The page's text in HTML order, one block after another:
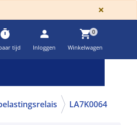
×
timer
tijd
person
Inloggen
shopping_cart0
Winkelwagen
LA7K0064